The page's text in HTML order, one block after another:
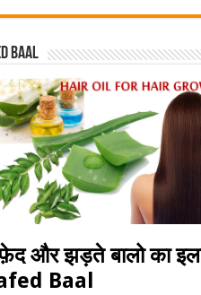
baal
और झड़ते बालो का
Baal